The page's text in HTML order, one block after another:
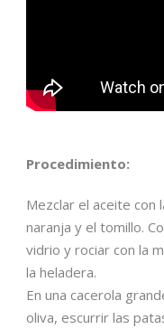
Procedimiento:
Mezclar el aceite con
naranja y el tomillo.
vidrio y rociar con la
la heladera.
En una cacerola
oliva, escurrir las